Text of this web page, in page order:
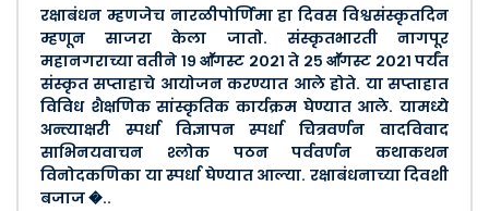
रक्षाबंधन म्हणजेच नारळीपोर्णिमा हा दिवस विश्वसंस्कृतदिन
म्हणून साजरा केला जातो. संस्कृतभारती नागपूर
महानगराच्या वतीने १९ आॕगस्ट २०२१ ते २५ आॕगस्ट २०२१ पर्यंत
संस्कृत सप्ताहाचे आयोजन करण्यात आले होते. या सप्ताहात
विविध शैक्षणिक सांस्कृतिक कार्यक्रम घेण्यात आले. यामध्ये
अन्त्याक्षरी स्पर्धा विज्ञापन स्पर्धा चित्रवर्णन वादविवाद
साभिनयवाचन श्लोक पठन पर्ववर्णन कथाकथन
विनोदकणिका या स्पर्धा घेण्यात आल्या. रक्षाबंधनाच्या दिवशी
बजाज �..